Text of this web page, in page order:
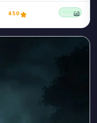
مجانية 450 📖